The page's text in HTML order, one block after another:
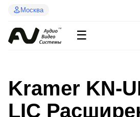
Москва
☰
Kramer KN-
LIC